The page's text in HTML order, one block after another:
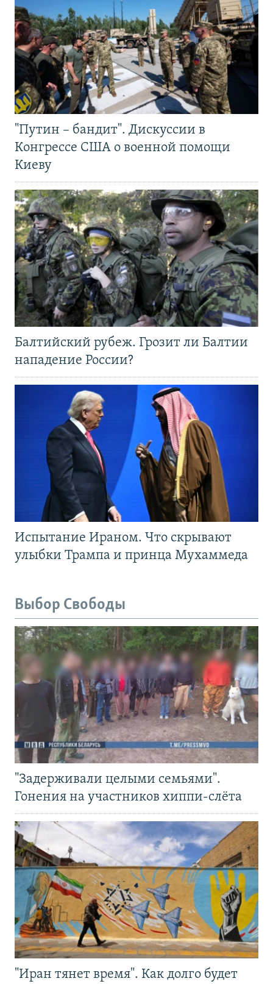
"Путин – бандит". Дискуссии в
Конгрессе США о военной помощи
Киеву
Балтийский рубеж. Грозит ли Балтии
нападение России?
Испытание Ираном. Что скрывают
улыбки Трампа и принца Мухаммеда
Выбор Свободы
"Задерживали целыми семьями".
Гонения на участников хиппи-слёта
"Иран тянет время". Как долго будет